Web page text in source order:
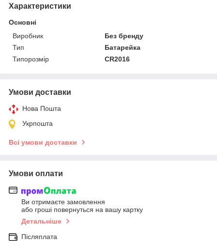
Характеристики
Основні
Виробник
Без бренду
Тип
Батарейка
Типорозмір
CR2016
Умови доставки
Нова Пошта
Укрпошта
Всі умови доставки
Умови оплати
Ви отримаєте замовлення
або гроші повернуться на вашу картку
Детальніше
Післяплата